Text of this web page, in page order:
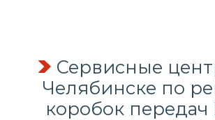
Сервисные
Челябинске по
коробок передач